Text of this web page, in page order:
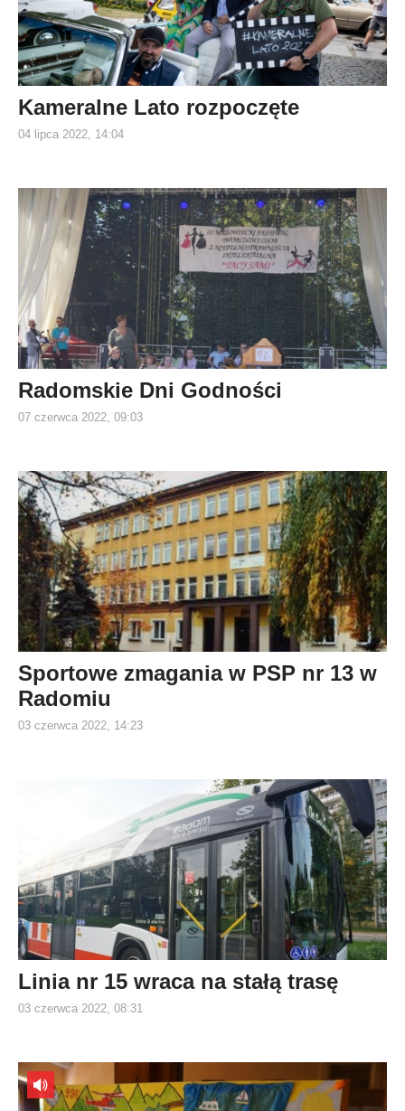
Kameralne Lato rozpoczęte
04 lipca 2022, 14:04
Radomskie Dni Godności
07 czerwca 2022, 09:03
Sportowe zmagania w PSP nr 13 w
Radomiu
03 czerwca 2022, 14:23
Linia nr 15 wraca na stałą trasę
03 czerwca 2022, 08:31